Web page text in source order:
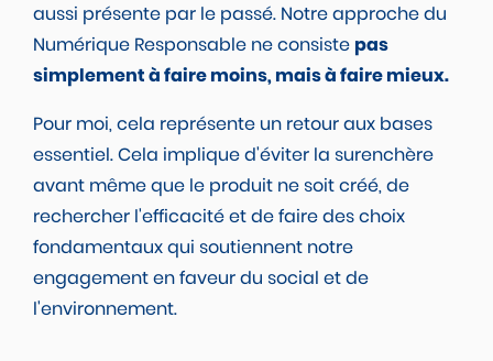
aussi présente par le passé. Notre approche du
Numérique Responsable ne consiste pas
simplement à faire moins, mais à faire mieux.
Pour moi, cela représente un retour aux bases
essentiel. Cela implique d'éviter la surenchère
avant même que le produit ne soit créé, de
rechercher l'efficacité et de faire des choix
fondamentaux qui soutiennent notre
engagement en faveur du social et de
l'environnement.